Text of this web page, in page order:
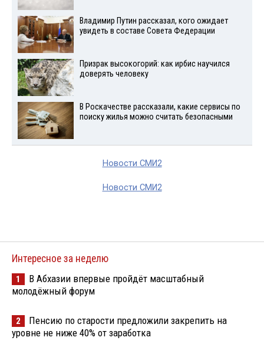
Владимир Путин рассказал, кого ожидает
увидеть в составе Совета Федерации
Призрак высокогорий: как ирбис научился
доверять человеку
В Роскачестве рассказали, какие сервисы по
поиску жилья можно считать безопасными
Новости СМИ2
Новости СМИ2
Интересное за неделю
1
В Абхазии впервые пройдёт масштабный
молодёжный форум
2
Пенсию по старости предложили закрепить на
уровне не ниже 40% от заработка